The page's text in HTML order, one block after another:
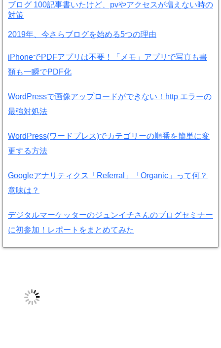
ブログ 100記事書いたけど、pvやアクセスが増えない時の
対策
2019年、今さらブログを始める5つの理由
iPhoneでPDFアプリは不要！「メモ」アプリで写真も書
類も一瞬でPDF化
WordPressで画像アップロードができない！http エラーの
最強対処法
WordPress(ワードプレス)でカテゴリーの順番を簡単に変
更する方法
Googleアナリティクス「Referral」「Organic」って何？
意味は？
デジタルマーケッターのジュンイチさんのブログセミナー
に初参加！レポートをまとめてみた